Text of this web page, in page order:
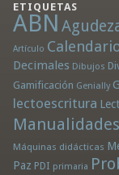
ETIQUETAS
ABN
Artículo
Decimales Dibujos
Gamificación Genially
lectoescritura
Manualidades
Máquinas didácticas
Paz PDI primaria